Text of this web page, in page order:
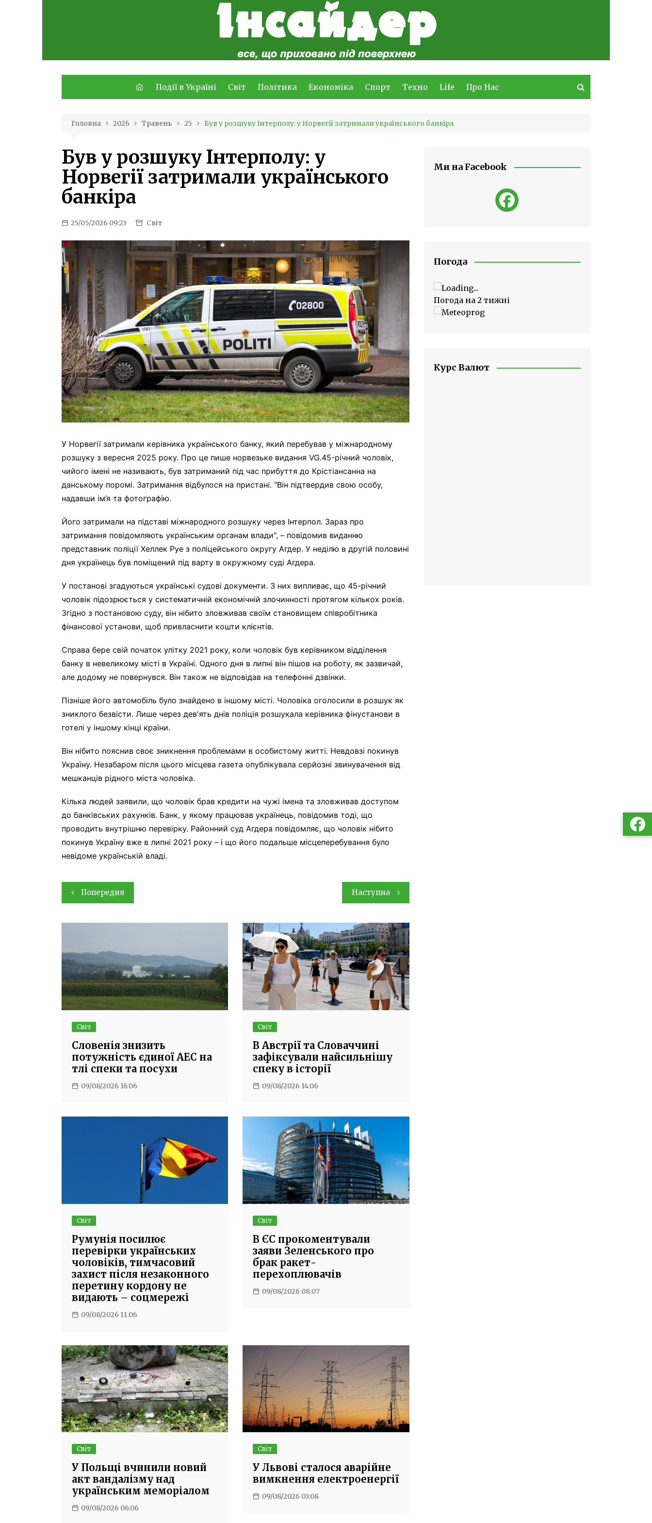
Події в Україні Світ Політика Економіка Спорт Техно Life Про Нас
Головна 2026 Травень 25 Був у розшуку Інтерполу: у Норвегії затримали українського банкіра
Був у розшуку Інтерполу: у
Норвегії затримали українського
банкіра
25/05/2026 09:23 Світ
У Норвегії затримали керівника українського банку, який перебував у міжнародному
розшуку з вересня 2025 року. Про це пише норвезьке видання VG.45-річний чоловік,
чийого імені не називають, був затриманий під час прибуття до Крістіансанна на
данському поромі. Затримання відбулося на пристані. "Він підтвердив свою особу,
надавши ім’я та фотографію.
Його затримали на підставі міжнародного розшуку через Інтерпол. Зараз про
затримання повідомляють українським органам влади", – повідомив виданню
представник поліції Хеллек Руе з поліцейського округу Агдер. У неділю в другій половині
дня українець був поміщений під варту в окружному суді Агдера.
У постанові згадуються українські судові документи. З них випливає, що 45-річний
чоловік підозрюється у систематичній економічній злочинності протягом кількох років.
Згідно з постановою суду, він нібито зловживав своїм становищем співробітника
фінансової установи, щоб привласнити кошти клієнтів.
Справа бере свій початок улітку 2021 року, коли чоловік був керівником відділення
банку в невеликому місті в Україні. Одного дня в липні він пішов на роботу, як зазвичай,
але додому не повернувся. Він також не відповідав на телефонні дзвінки.
Пізніше його автомобіль було знайдено в іншому місті. Чоловіка оголосили в розшук як
зниклого безвісти. Лише через дев'ять днів поліція розшукала керівника фінустанови в
готелі у іншому кінці країни.
Він нібито пояснив своє зникнення проблемами в особистому житті. Невдовзі покинув
Україну. Незабаром після цього місцева газета опублікувала серйозні звинувачення від
мешканців рідного міста чоловіка.
Кілька людей заявили, що чоловік брав кредити на чужі імена та зловживав доступом
до банківських рахунків. Банк, у якому працював українець, повідомив тоді, що
проводить внутрішню перевірку. Районний суд Агдера повідомляє, що чоловік нібито
покинув Україну вже в липні 2021 року – і що його подальше місцеперебування було
невідоме українській владі.
Навігація
записів
Попередня Наступна
Світ
Словенія знизить
потужність єдиної АЕС на
тлі спеки та посухи
09/08/2026 16:06
Світ
В Австрії та Словаччині
зафіксували найсильнішу
спеку в історії
09/08/2026 14:06
Світ
Румунія посилює
перевірки українських
чоловіків, тимчасовий
захист після незаконного
перетину кордону не
видають – соцмережі
09/08/2026 11:06
Світ
В ЄС прокоментували
заяви Зеленського про
брак ракет-
перехоплювачів
09/08/2026 08:07
Світ
У Польщі вчинили новий
акт вандалізму над
українським меморіалом
09/08/2026 06:06
Світ
У Львові сталося аварійне
вимкнення електроенергії
09/08/2026 03:08
Ми на Facebook
Погода
Погода на 2 тижні
Курс Валют